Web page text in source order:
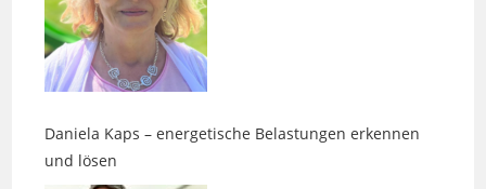
Daniela Kaps – energetische Belastungen erkennen